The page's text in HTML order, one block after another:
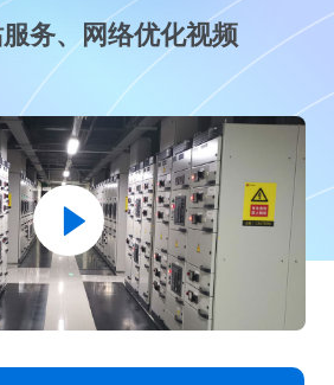
务、网络优化视频